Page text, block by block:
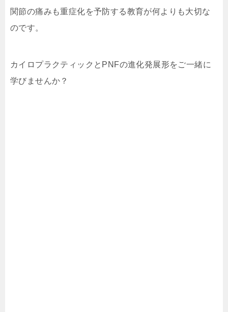
関節の痛みも重症化を予防する教育が何よりも大切な
のです。
カイロプラクティックとPNFの進化発展形をご一緒に
学びませんか？